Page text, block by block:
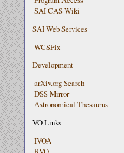
SAI CAS Wiki
SAI Web Services
WCSFix
Development
arXiv.org Search
DSS Mirror
Astronomical Thesaurus
VO Links
IVOA